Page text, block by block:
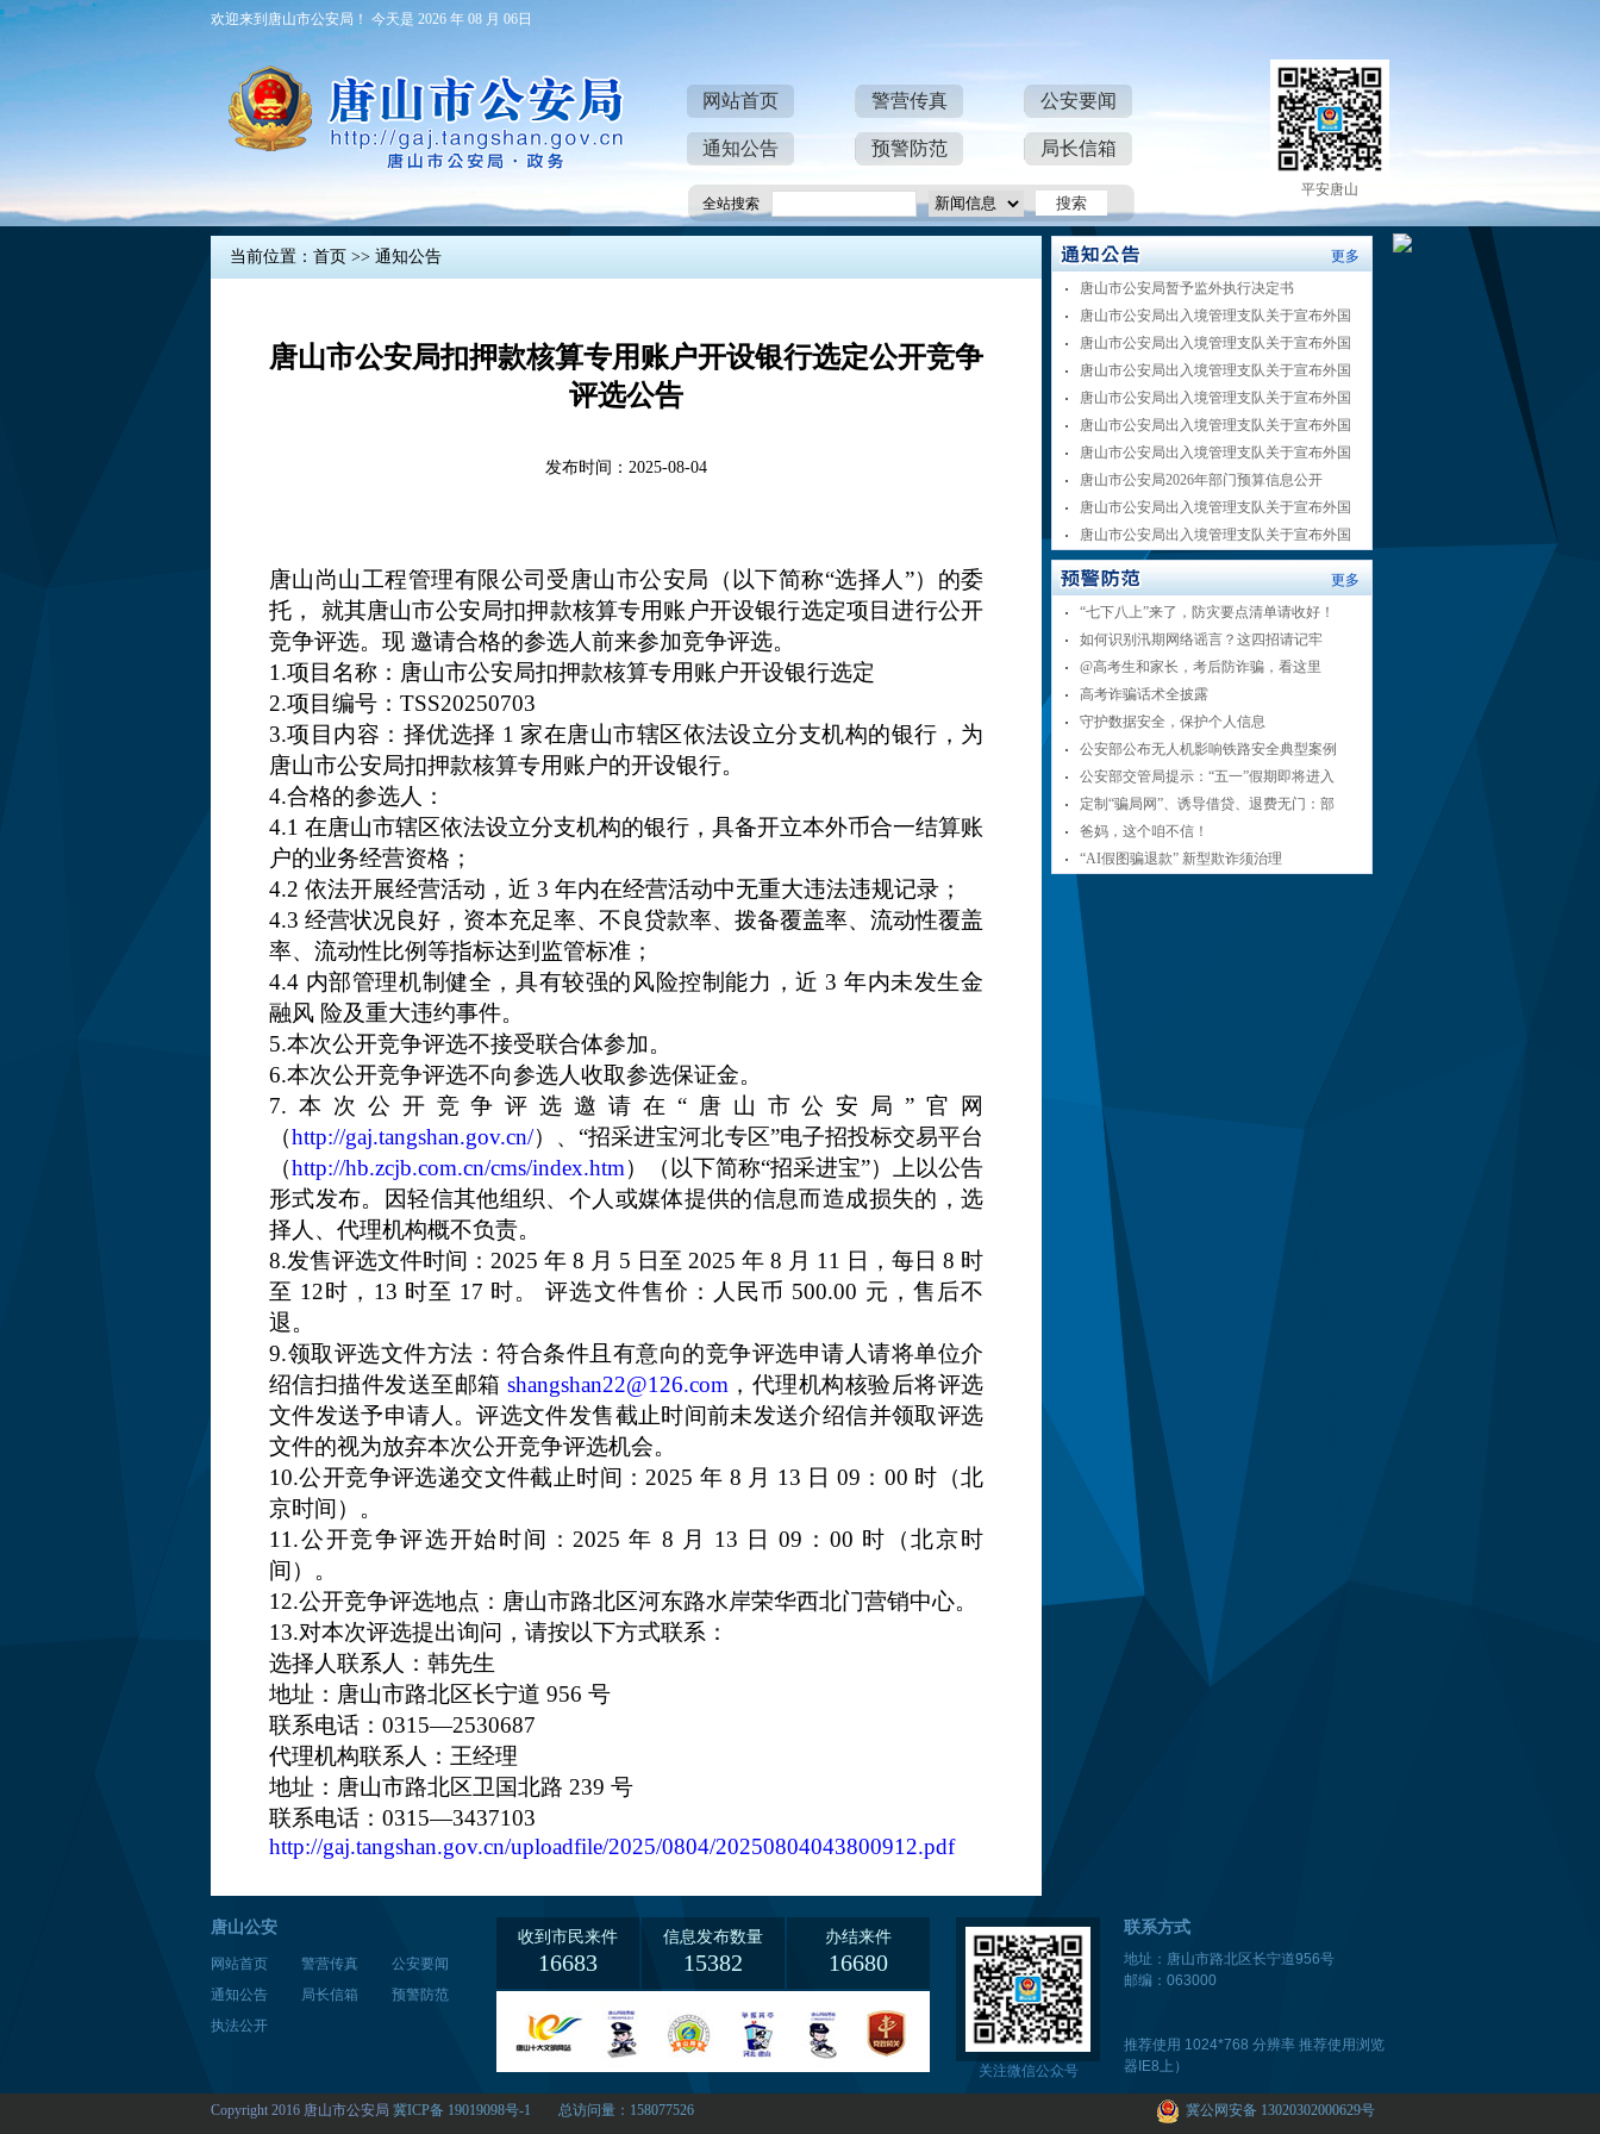
欢迎来到唐山市公安局！ 今天是 2026 年 08 月 06日
网站首页 警营传真 公安要闻
通知公告 预警防范 局长信箱
全站搜索
平安唐山
当前位置： 首页 >> 通知公告
唐山市公安局扣押款核算专用账户开设银行选定公开竞争
评选公告
发布时间：2025-08-04
唐山尚山工程管理有限公司受唐山市公安局（以下简称“选择人”）的委
托， 就其唐山市公安局扣押款核算专用账户开设银行选定项目进行公开
竞争评选。现 邀请合格的参选人前来参加竞争评选。
1.项目名称：唐山市公安局扣押款核算专用账户开设银行选定
2.项目编号：TSS20250703
3.项目内容：择优选择 1 家在唐山市辖区依法设立分支机构的银行，为
唐山市公安局扣押款核算专用账户的开设银行。
4.合格的参选人：
4.1 在唐山市辖区依法设立分支机构的银行，具备开立本外币合一结算账
户的业务经营资格；
4.2 依法开展经营活动，近 3 年内在经营活动中无重大违法违规记录；
4.3 经营状况良好，资本充足率、不良贷款率、拨备覆盖率、流动性覆盖
率、 流动性比例等指标达到监管标准；
4.4 内部管理机制健全，具有较强的风险控制能力，近 3 年内未发生金
融风 险及重大违约事件。
5.本次公开竞争评选不接受联合体参加。
6.本次公开竞争评选不向参选人收取参选保证金。
7.本次公开竞争评选邀请在“唐山市公安局”官网
（http://gaj.tangshan.gov.cn/）、“招采进宝河北专区”电子招投标交易平台
（http://hb.zcjb.com.cn/cms/index.htm）（以下简称“招采进宝”）上以公告
形式发布。因轻信其他组织、个人或媒体提供的信息而造成损失的，选
择人、代理机构概不负责。
8.发售评选文件时间：2025 年 8 月 5 日至 2025 年 8 月 11 日，每日 8 时
至 12 时，13 时至 17 时。评选文件售价：人民币 500.00 元，售后不
退。
9.领取评选文件方法：符合条件且有意向的竞争评选申请人请将单位介
绍信扫描件发送至邮箱shangshan22@126.com ，代理机构核验后将评选
文件发送予申请人。评选文件发售截止时间前未发送介绍信并领取评选
文件的视为放弃本次公开竞争评选机会。
10.公开竞争评选递交文件截止时间：2025 年 8 月 13 日 09：00 时（北
京时间）。
11.公开竞争评选开始时间：2025 年 8 月 13 日 09：00 时（北京时
间）。
12.公开竞争评选地点：唐山市路北区河东路水岸荣华西北门营销中心。
13.对本次评选提出询问，请按以下方式联系：
选择人联系人：韩先生
地址：唐山市路北区长宁道 956 号
联系电话：0315—2530687
代理机构联系人：王经理
地址：唐山市路北区卫国北路 239 号
联系电话：0315—3437103
http://gaj.tangshan.gov.cn/uploadfile/2025/0804/20250804043800912.pdf
更多
唐山市公安局暂予监外执行决定书
唐山市公安局出入境管理支队关于宣布外国
唐山市公安局出入境管理支队关于宣布外国
唐山市公安局出入境管理支队关于宣布外国
唐山市公安局出入境管理支队关于宣布外国
唐山市公安局出入境管理支队关于宣布外国
唐山市公安局出入境管理支队关于宣布外国
唐山市公安局2026年部门预算信息公开
唐山市公安局出入境管理支队关于宣布外国
唐山市公安局出入境管理支队关于宣布外国
更多
“七下八上”来了，防灾要点清单请收好！
如何识别汛期网络谣言？这四招请记牢
@高考生和家长，考后防诈骗，看这里
高考诈骗话术全披露
守护数据安全，保护个人信息
公安部公布无人机影响铁路安全典型案例
公安部交管局提示：“五一”假期即将进入
定制“骗局网”、诱导借贷、退费无门：部
爸妈，这个咱不信！
“AI假图骗退款” 新型欺诈须治理
唐山公安
网站首页 警营传真
公安要闻
通知公告
局长信箱
预警防范
执法公开
收到市民来件
16683
信息发布数量
15382
办结来件
16680
关注微信公众号
联系方式
地址：唐山市路北区长宁道956号
邮编：063000
推荐使用 1024*768 分辨率 推荐使用浏览
器IE8上）
Copyright 2016 唐山市公安局 冀ICP备 19019098号-1 总访问量：158077526 冀公网安备 13020302000629号